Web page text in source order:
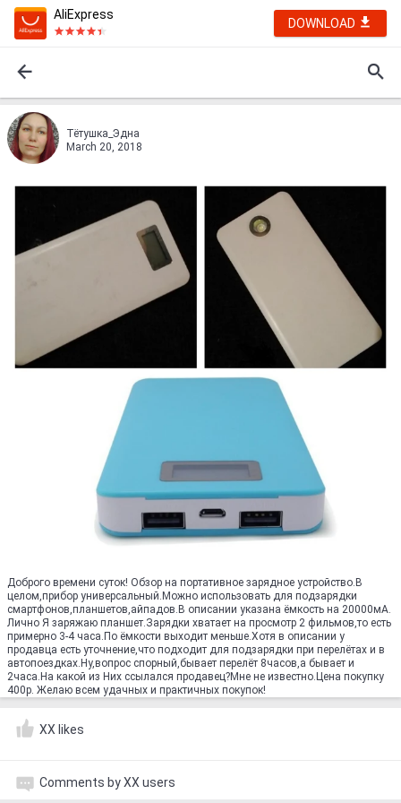
AliExpress
DOWNLOAD
Тётушка_Эдна
March 20, 2018
Доброго времени суток! Обзор на портативное зарядное устройство.В
целом,прибор универсальный.Можно использовать для подзарядки
смартфонов,планшетов,айпадов.В описании указана ёмкость на 20000мА.
Лично Я заряжаю планшет.Зарядки хватает на просмотр 2 фильмов,то есть
примерно 3-4 часа.По ёмкости выходит меньше.Хотя в описании у
продавца есть уточнение,что подходит для подзарядки при перелётах и в
автопоездках.Ну,вопрос спорный,бывает перелёт 8часов,а бывает и
2часа.На какой из Них ссылался продавец?Мне не известно.Цена покупку
400р. Желаю всем удачных и практичных покупок!
XX likes
Comments by XX users